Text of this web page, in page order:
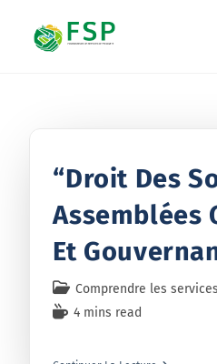
“Droit Des
Assemblées
Et
Comprendre les services
4 mins read